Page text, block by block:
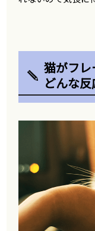
猫がフ
どんな